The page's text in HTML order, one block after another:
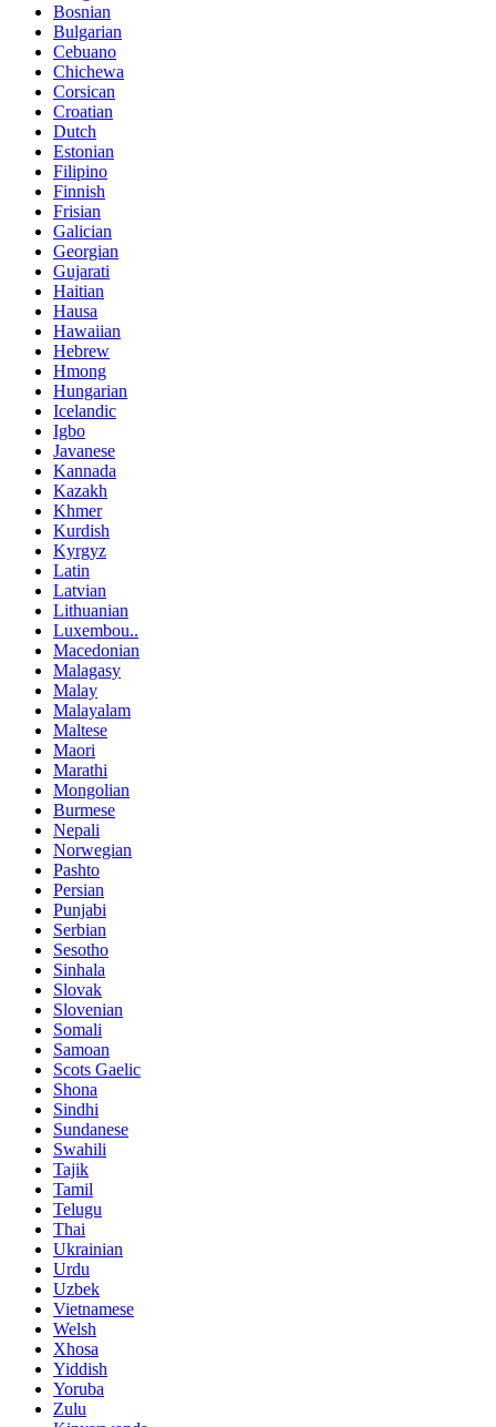
Bosnian
Bulgarian
Cebuano
Chichewa
Corsican
Croatian
Dutch
Estonian
Filipino
Finnish
Frisian
Galician
Georgian
Gujarati
Haitian
Hausa
Hawaiian
Hebrew
Hmong
Hungarian
Icelandic
Igbo
Javanese
Kannada
Kazakh
Khmer
Kurdish
Kyrgyz
Latin
Latvian
Lithuanian
Luxembou..
Macedonian
Malagasy
Malay
Malayalam
Maltese
Maori
Marathi
Mongolian
Burmese
Nepali
Norwegian
Pashto
Persian
Punjabi
Serbian
Sesotho
Sinhala
Slovak
Slovenian
Somali
Samoan
Scots Gaelic
Shona
Sindhi
Sundanese
Swahili
Tajik
Tamil
Telugu
Thai
Ukrainian
Urdu
Uzbek
Vietnamese
Welsh
Xhosa
Yiddish
Yoruba
Zulu